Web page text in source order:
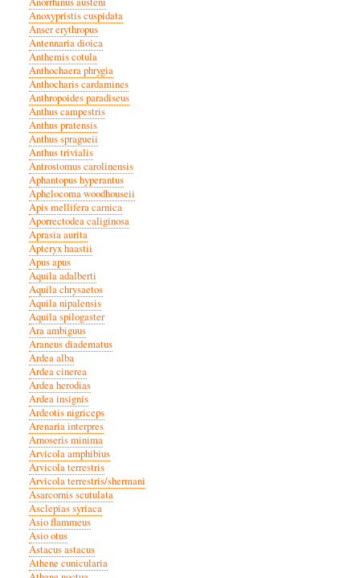
Anoxypristis cuspidata
Anser erythropus
Antennaria dioica
Anthemis cotula
Anthochaera phrygia
Anthocharis cardamines
Anthropoides paradiseus
Anthus campestris
Anthus pratensis
Anthus spragueii
Anthus trivialis
Antrostomus carolinensis
Aphantopus hyperantus
Aphelocoma woodhouseii
Apis mellifera carnica
Aporrectodea caliginosa
Aprasia aurita
Apteryx haastii
Apus apus
Aquila adalberti
Aquila chrysaetos
Aquila nipalensis
Aquila spilogaster
Ara ambiguus
Araneus diadematus
Ardea alba
Ardea cinerea
Ardea herodias
Ardea insignis
Ardeotis nigriceps
Arenaria interpres
Arnoseris minima
Arvicola amphibius
Arvicola terrestris
Arvicola terrestris/shermani
Asarcornis scutulata
Asclepias syriaca
Asio flammeus
Asio otus
Astacus astacus
Athene cunicularia